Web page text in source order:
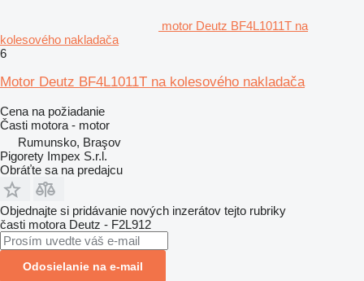
motor Deutz BF4L1011T na
kolesového nakladača
6
Motor Deutz BF4L1011T na kolesového nakladača
Cena na požiadanie
Časti motora - motor
Rumunsko, Braşov
Pigorety Impex S.r.l.
Obráťte sa na predajcu
Objednajte si pridávanie nových inzerátov tejto rubriky
časti motora Deutz - F2L912
Odosielanie na e-mail